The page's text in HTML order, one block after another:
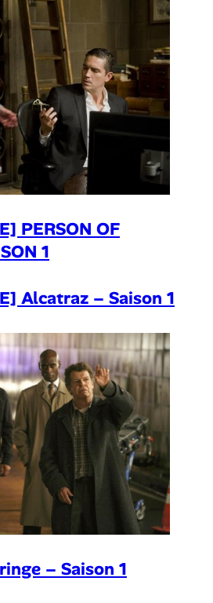
PERSON OF
1
Alcatraz – Saison 1
– Saison 1